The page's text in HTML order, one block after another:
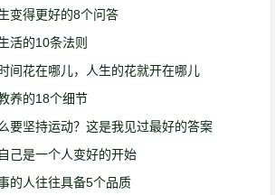
变得更好的8个问答
活的10条法则
间花在哪儿，人生的花就开在哪儿
养的18个细节
要坚持运动？这是我见过最好的答案
己是一个人变好的开始
的人往往具备5个品质